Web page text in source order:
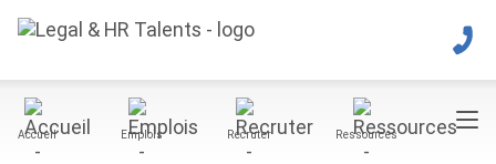
Accueil Emplois Recruter Ressources